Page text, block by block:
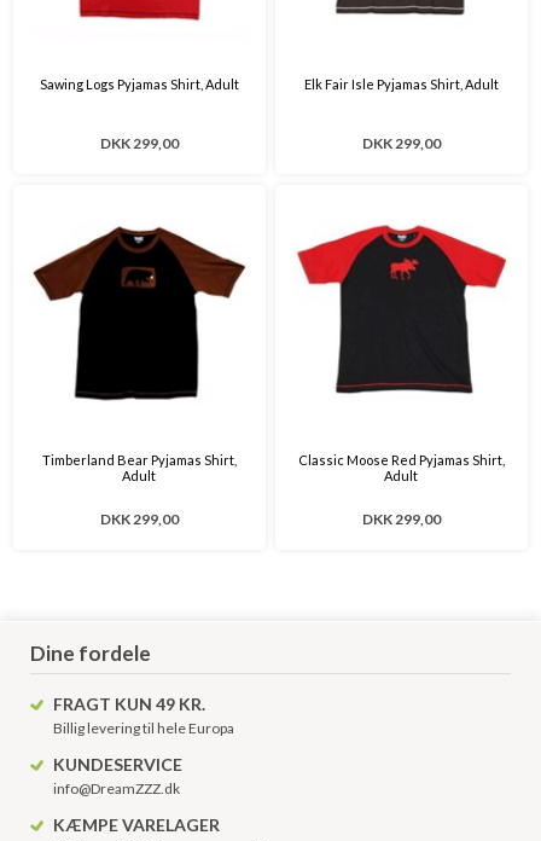
Sawing Logs Pyjamas Shirt, Adult
DKK 299,00
Elk Fair Isle Pyjamas Shirt, Adult
DKK 299,00
Timberland Bear Pyjamas Shirt,
Adult
DKK 299,00
Classic Moose Red Pyjamas Shirt,
Adult
DKK 299,00
Dine fordele
FRAGT KUN 49 KR.
Billig levering til hele Europa
KUNDESERVICE
info@DreamZZZ.dk
KÆMPE VARELAGER